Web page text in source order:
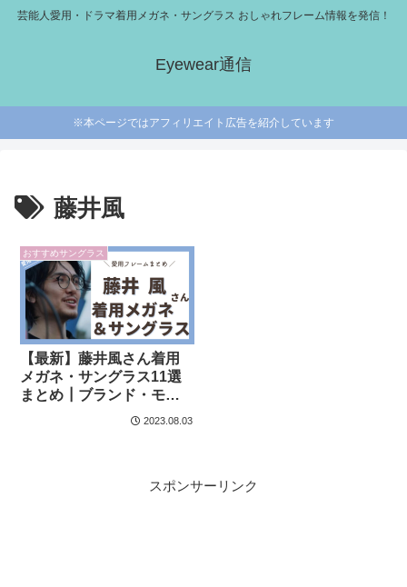
芸能人愛用・ドラマ着用メガネ・サングラス おしゃれフレーム情報を発信！
Eyewear通信
※本ページではアフィリエイト広告を紹介しています
藤井風
おすすめサングラス
【最新】藤井風さん着用
メガネ・サングラス11選
まとめ┃ブランド・モデ
2023.08.03
スポンサーリンク